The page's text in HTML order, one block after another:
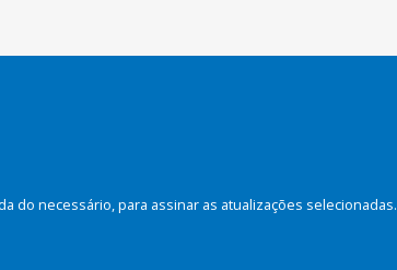
do necessário, para assinar as atualizações selecionadas.